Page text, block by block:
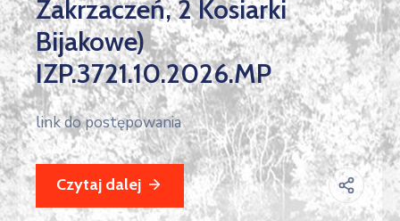
Zakrzaczeń, 2 Kosiarki
Bijakowe)
IZP.3721.10.2026.MP
link do postępowania
Czytaj dalej